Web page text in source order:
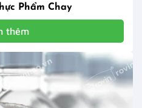
Phẩm Chay